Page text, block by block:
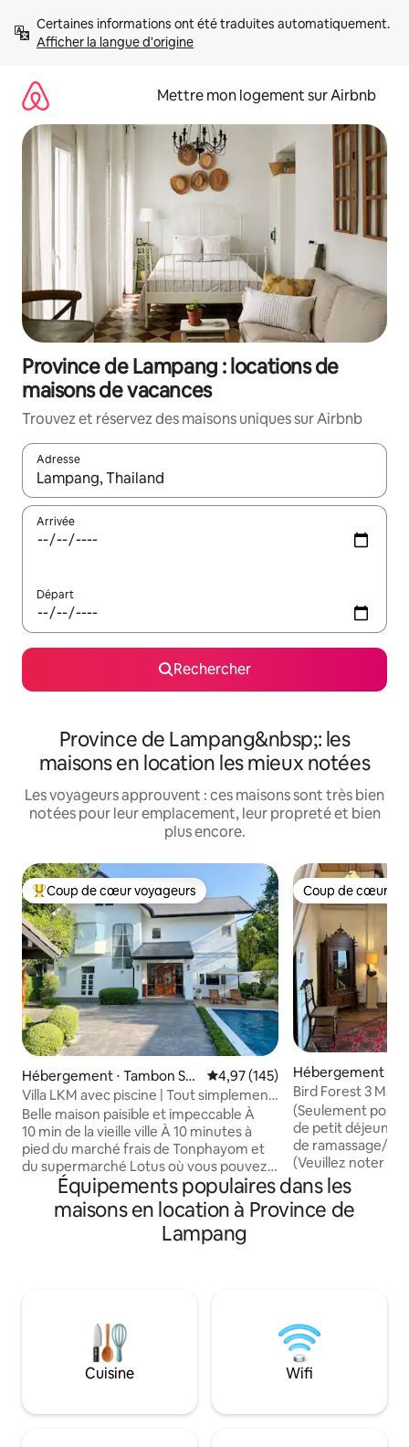
directement
Afficher la langue d'origine
Mettre mon logement sur Airbnb
Province de Lampang : locations de
maisons de vacances
Trouvez et réservez des maisons uniques sur Airbnb
Adresse
Lorsque les résultats s'affichent, utilisez les flèches vers le
Arrivée
Départ
Rechercher
Province de Lampang&nbsp;: les
maisons en location les mieux notées
Les voyageurs approuvent : ces maisons sont très bien
notées pour leur emplacement, leur propreté et bien
plus encore.
Coups de cœur voyageurs les plus appréciés
Coup de cœur voyageurs
Hébergement ⋅ Tambon Su
Thep
Évaluation moyenne sur la
4,97 (145)
Villa LKM avec piscine | Tout simplement
charmante
Belle maison paisible et impeccable À
10 min de la vieille ville À 10 minutes à
pied du marché frais de Tonphayom et
du supermarché Lotus où vous pouvez
acheter des fruits frais, de la viande et
des légumes ! À 1 min du dépanneur 7-11
Chaque chambre dispose d'un
climatiseur et d'un Wi-Fi rapide La
célèbres près de la maison, il est très
pratique de se rendre n'importe où à
partir d'ici.La maison est située au portail
arrière de l'université de Chiang Mai, au
maison sont tous de grands lits de
Coup de cœur
Coup de cœur
Hébergement ⋅
ra Sing
Bird Forest 3
ancien dans le
de Chiang Mai
principales
(Seulement pour
de petit déjeuner
de ramassage/
(Veuillez noter
en bois et pas
d'insonorisation)
plein cœur de
nocturne du
du marché
18 minutes à pied
l'Université de
Équipements populaires dans les
maisons en location à Province de
Lampang
Cuisine Wifi